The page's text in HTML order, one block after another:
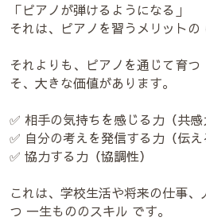
「ピアノが弾けるようになる」
それは、ピアノを習うメリットの
それよりも、ピアノを通じて育
そ、大きな価値があります。
✅ 相手の気持ちを感じる力（共感
✅ 自分の考えを発信する力（伝え
✅ 協力する力（協調性）
これは、学校生活や将来の仕事
つ 一生もののスキル です。